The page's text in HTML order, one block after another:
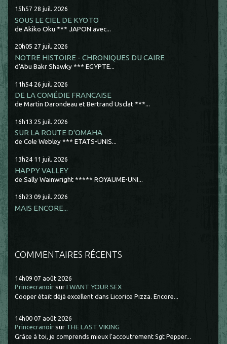
15h57 28 juil. 2026
SOUS LE CIEL DE KYOTO
de Akiko Oku *** JAPON avec...
20h05 27 juil. 2026
NOTRE HISTOIRE - CHRONIQUES DU CAIRE
d'Abu Bakr Shawky *** EGYPTE...
11h54 26 juil. 2026
DE LA COMÉDIE FRANCAISE
de Martin Darondeau et Bertrand Usclat ***...
16h13 25 juil. 2026
SUR LA ROUTE D'OMAHA
de Cole Webley *** ETATS-UNIS...
13h24 11 juil. 2026
HAPPY VALLEY
de Sally Wainwright ***** ROYAUME-UNI...
16h23 09 juil. 2026
MAIS ENCORE...
COMMENTAIRES RÉCENTS
14h09 07 août 2026
Princecranoir surI WANT YOUR SEX
Cooper était déjà excellent dans Licorice Pizza. Encore...
14h00 07 août 2026
Princecranoir sur THE LAST VIKING
Grâce à toi, je comprends mieux l'accoutrement Sgt Pepper...